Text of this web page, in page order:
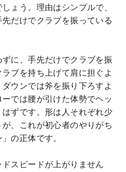
ょう。理由はシンプルで、
だけでクラブを振っている
に、手先だけでクラブを振
ブを持ち上げて肩に担ぐよ
ウンでは斧を振り下ろすよ
では腰が引けた体勢でヘッ
はずです。形は人それぞれ少
、これが初心者のやりがち
の正体です。
スピードが上がりません